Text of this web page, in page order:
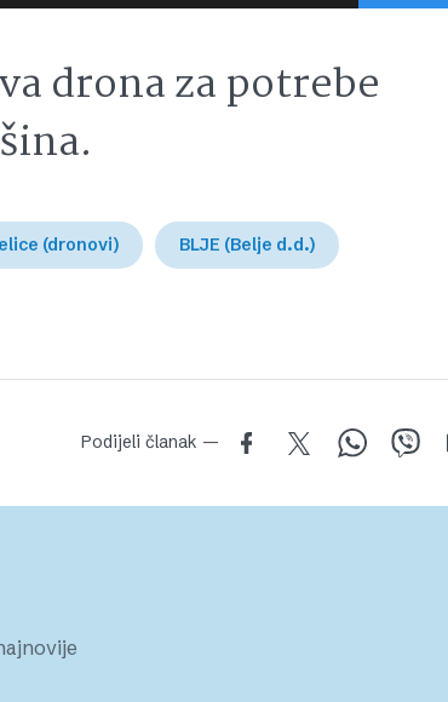
drona za potrebe
(dronovi) BLJE (Belje d.d.)
Podijeli članak —